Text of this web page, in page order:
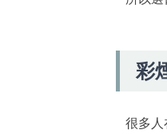
彩
很多人